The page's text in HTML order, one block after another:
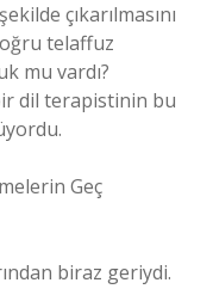
çıkarılmasını
telaffuz
mu vardı?
bir dil terapistinin bu
Geç
biraz geriydi.